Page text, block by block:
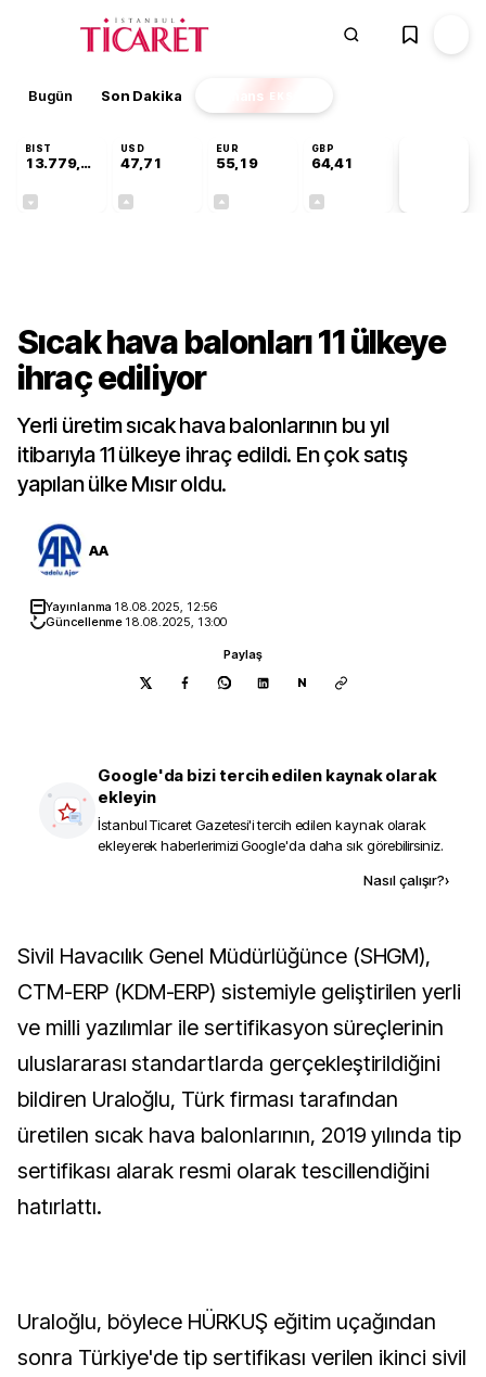
Bugün Son Dakika Finans EKSTRA
BIST
13.779,39
USD
47,71
EUR
55,19
GBP
64,41
Sıcak hava balonları 11 ülkeye
ihraç ediliyor
Yerli üretim sıcak hava balonlarının bu yıl
itibarıyla 11 ülkeye ihraç edildi. En çok satış
yapılan ülke Mısır oldu.
AA
Yayınlanma 18.08.2025, 12:56
Güncellenme 18.08.2025, 13:00
Paylaş
N
Google'da bizi tercih edilen kaynak olarak
ekleyin
İstanbul Ticaret Gazetesi'i tercih edilen kaynak olarak
ekleyerek haberlerimizi Google'da daha sık görebilirsiniz.
Nasıl çalışır?›
Sivil Havacılık Genel Müdürlüğünce (SHGM),
CTM-ERP (KDM-ERP) sistemiyle geliştirilen yerli
ve milli yazılımlar ile sertifikasyon süreçlerinin
uluslararası standartlarda gerçekleştirildiğini
bildiren Uraloğlu, Türk firması tarafından
üretilen sıcak hava balonlarının, 2019 yılında tip
sertifikası alarak resmi olarak tescillendiğini
hatırlattı.
Uraloğlu, böylece HÜRKUŞ eğitim uçağından
sonra Türkiye'de tip sertifikası verilen ikinci sivil